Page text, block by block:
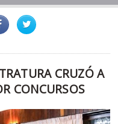
CRUZÓ A
CONCURSOS